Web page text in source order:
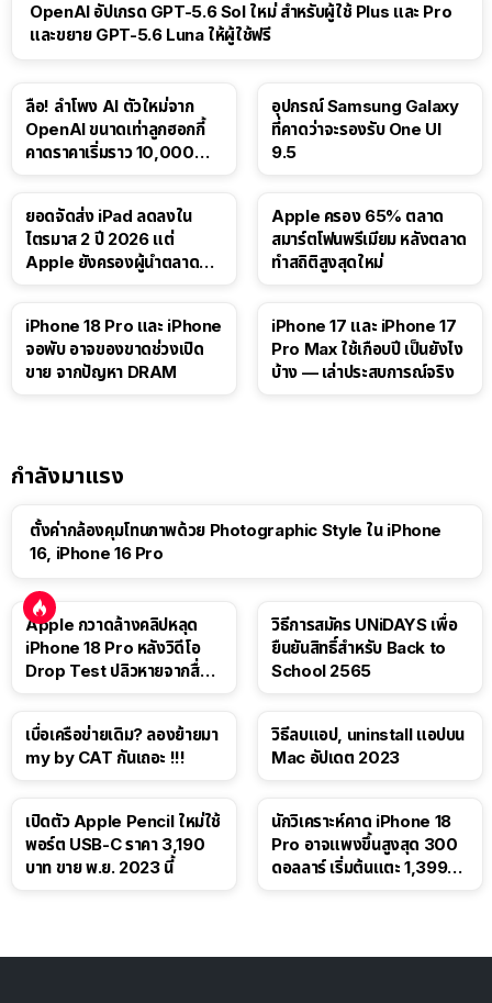
OpenAI อัปเกรด GPT-5.6 Sol ใหม่ สำหรับผู้ใช้ Plus และ Pro
และขยาย GPT-5.6 Luna ให้ผู้ใช้ฟรี
ลือ! ลำโพง AI ตัวใหม่จาก
OpenAI ขนาดเท่าลูกฮอกกี้
คาดราคาเริ่มราว 10,000
อุปกรณ์ Samsung Galaxy
ที่คาดว่าจะรองรับ One UI
9.5
ยอดจัดส่ง iPad ลดลงใน
ไตรมาส 2 ปี 2026 แต่
Apple ยังครองผู้นำตลาด
Apple ครอง 65% ตลาด
สมาร์ตโฟนพรีเมียม หลังตลาด
ทำสถิติสูงสุดใหม่
iPhone 18 Pro และ iPhone
จอพับ อาจของขาดช่วงเปิด
ขาย จากปัญหา DRAM
41:47
iPhone 17 และ iPhone 17
Pro Max ใช้เกือบปี เป็นยังไง
บ้าง — เล่าประสบการณ์จริง
กำลังมาแรง
ตั้งค่ากล้องคุมโทนภาพด้วย Photographic Style ใน iPhone
16, iPhone 16 Pro
Apple กวาดล้างคลิปหลุด
iPhone 18 Pro หลังวิดีโอ
Drop Test ปลิวหายจากสื่อ
วิธีการสมัคร UNiDAYS เพื่อ
ยืนยันสิทธิ์สำหรับ Back to
School 2565
เบื่อเครือข่ายเดิม? ลองย้ายมา
my by CAT กันเถอะ !!!
วิธีลบแอป, uninstall แอปบน
Mac อัปเดต 2023
เปิดตัว Apple Pencil ใหม่ใช้
พอร์ต USB-C ราคา 3,190
บาท ขาย พ.ย. 2023 นี้
นักวิเคราะห์คาด iPhone 18
Pro อาจแพงขึ้นสูงสุด 300
ดอลลาร์ เริ่มต้นแตะ 1,399